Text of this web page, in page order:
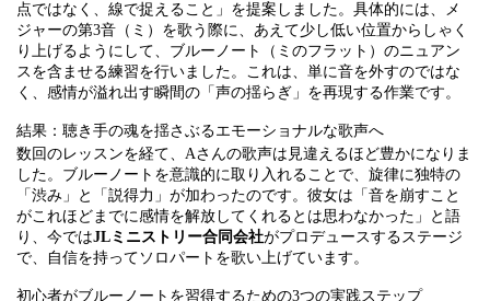
点ではなく、線で捉えること」を提案しました。具体的には、メ
ジャーの第3音（ミ）を歌う際に、あえて少し低い位置からしゃく
り上げるようにして、ブルーノート（ミのフラット）のニュアン
スを含ませる練習を行いました。これは、単に音を外すのではな
く、感情が溢れ出す瞬間の「声の揺らぎ」を再現する作業です。
結果：聴き手の魂を揺さぶるエモーショナルな歌声へ
数回のレッスンを経て、Aさんの歌声は見違えるほど豊かになりま
した。ブルーノートを意識的に取り入れることで、旋律に独特の
「渋み」と「説得力」が加わったのです。彼女は「音を崩すこと
がこれほどまでに感情を解放してくれるとは思わなかった」と語
り、今ではJLミニストリー合同会社がプロデュースするステージ
で、自信を持ってソロパートを歌い上げています。
初心者がブルーノートを習得するための3つの実践ステップ